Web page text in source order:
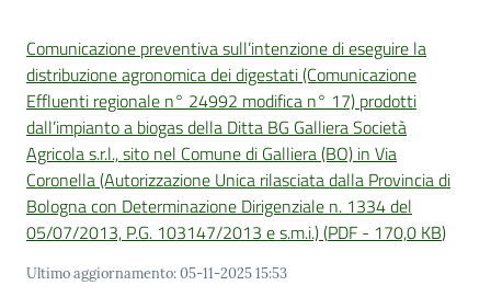
Comunicazione preventiva sull’intenzione di eseguire la
distribuzione agronomica dei digestati (Comunicazione
Effluenti regionale n° 24992 modifica n° 17) prodotti
dall’impianto a biogas della Ditta BG Galliera Società
Agricola s.r.l., sito nel Comune di Galliera (BO) in Via
Coronella (Autorizzazione Unica rilasciata dalla Provincia di
Bologna con Determinazione Dirigenziale n. 1334 del
05/07/2013, P.G. 103147/2013 e s.m.i.)(PDF - 170,0 KB)
Ultimo aggiornamento:05-11-2025 15:53